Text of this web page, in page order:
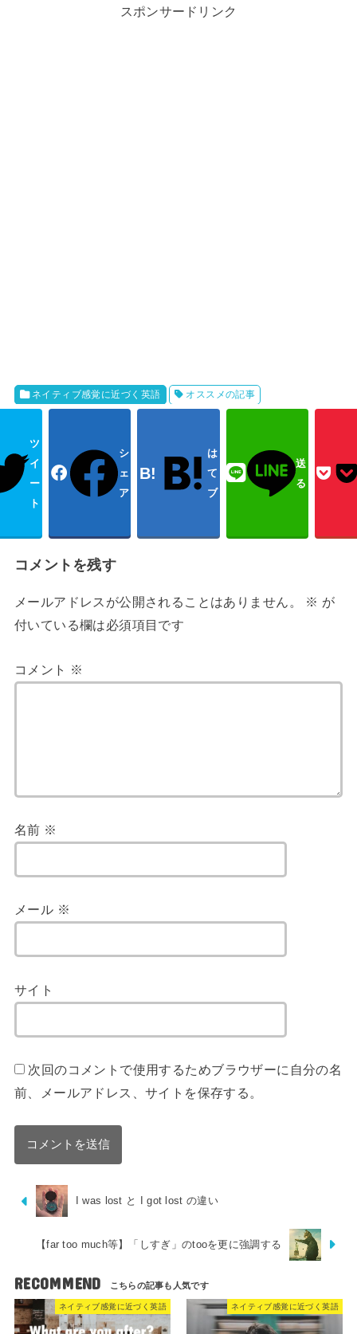
スポンサードリンク
ネイティブ感覚に近づく英語 オススメの記事
ツ
イ
ー
ト
シ
ェ
ア
は
て
ブ
送
る
コメントを残す
メールアドレスが公開されることはありません。 ※ が
付いている欄は必須項目です
コメント ※
名前 ※
メール ※
サイト
次回のコメントで使用するためブラウザーに自分の名
前、メールアドレス、サイトを保存する。
I was lost と I got lost の違い
【far too much等】「しすぎ」のtooを更に強調する
RECOMMEND
ネイティブ感覚に近づく英語 ネイティブ感覚に近づく英語